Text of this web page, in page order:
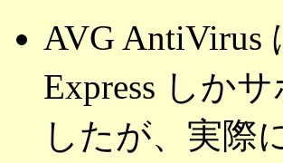
AVG AntiVirus
Express しか
したが、実際